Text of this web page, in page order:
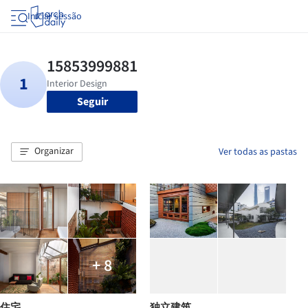
Iniciar sessão
Seguir
Organizar Ver todas as pastas
+ 8